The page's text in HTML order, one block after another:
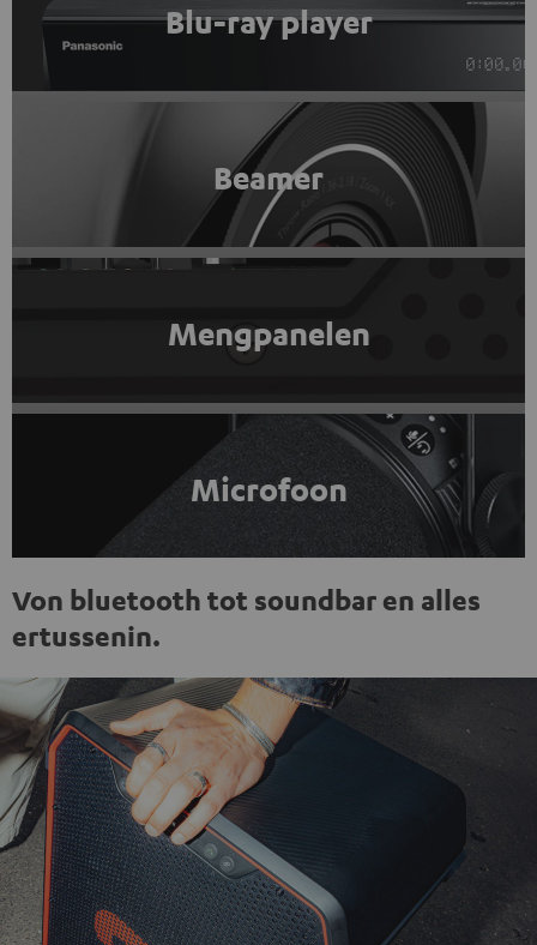
Blu-ray player
Beamer
Mengpanelen
Microfoon
Von bluetooth tot soundbar en alles
ertussenin.